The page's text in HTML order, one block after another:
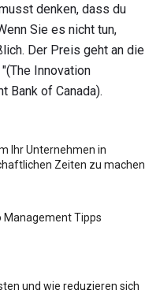
denken, dass du
Sie es nicht tun,
Der Preis geht an die
Innovation
Bank of Canada).
Ihr Unternehmen in
Zeiten zu machen
Management Tipps
und wie reduzieren sich